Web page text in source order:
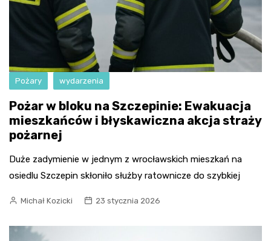
Pożary wydarzenia
Pożar w bloku na Szczepinie: Ewakuacja
mieszkańców i błyskawiczna akcja straży
pożarnej
Duże zadymienie w jednym z wrocławskich mieszkań na
osiedlu Szczepin skłoniło służby ratownicze do szybkiej
Michał Kozicki 23 stycznia 2026